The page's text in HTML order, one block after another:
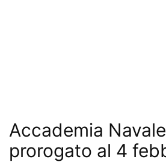
Accademia
prorogato al 4